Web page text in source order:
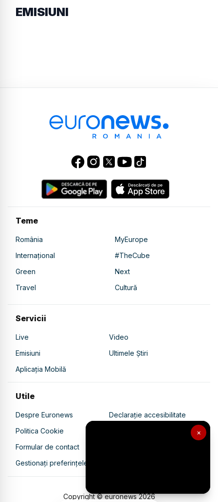
×
EMISIUNI
Teme
România
MyEurope
Internațional
#TheCube
Green
Next
Travel
Cultură
Servicii
Live
Video
Emisiuni
Ultimele Știri
Aplicația Mobilă
Utile
Despre Euronews
Declarație accesibilitate
Politica Cookie
Politica de confidențialitate
Formular de contact
Gestionați preferințele
Copyright © euronews2026